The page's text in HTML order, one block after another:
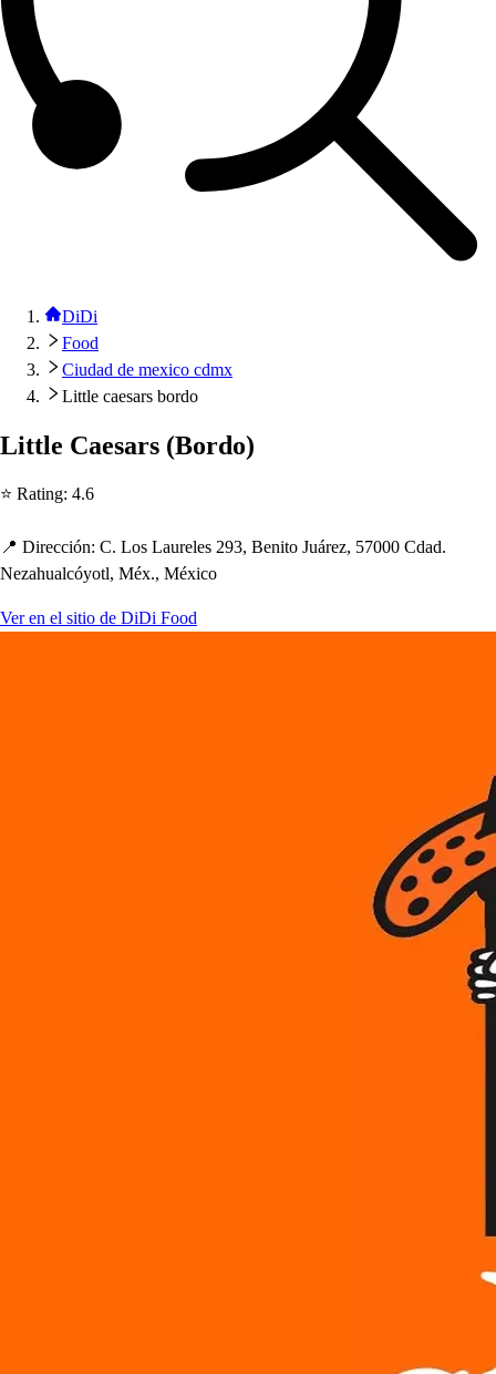
DiDi
Food
Ciudad de mexico cdmx
Little caesars bordo
Little Caesars (Bordo)
⭐ Rating: 4.6
📍 Dirección: C. Los Laureles 293, Benito Juárez, 57000 Cdad.
Nezahualcóyotl, Méx., México
Ver en el sitio de DiDi Food